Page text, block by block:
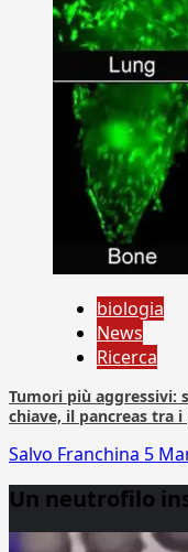
biologia
News
Ricerca
Tumori più aggressivi:
chiave, il pancreas tra
Salvo Franchina 5
Un neutrofilo